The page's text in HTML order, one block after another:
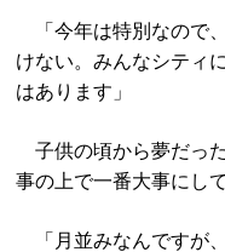
「今年は特別なので
けない。みんなシティ
はあります」
子供の頃から夢だっ
事の上で一番大事にし
「月並みなんですが